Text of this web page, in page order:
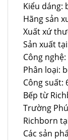
Kiểu dáng:
Hãng sản
Xuất xứ
Sản xuất
Công
Phân loại:
Công suất:
Bếp từ
Trường
Richborn
Các sản